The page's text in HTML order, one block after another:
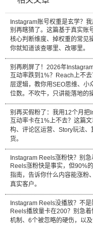
Instagram账号权重是玄学？
别再瞎猜了。这篇基于真实账
核心判断维度、掉权重的常见
你就知道该查哪里、改哪里。
别再刷屏了！2026年
互动率跌到1%？Reach上不
层逻辑，教你用SEO思维、小
位数。不吹牛，只讲能落地的
别再买假粉了：我用12个月
互动率卡在1%上不去？这篇
构、评论区运营、Story玩法
货。
Instagram Reels涨粉快？别
Reels涨粉快是事实，但90%
指南，告诉你什么内容能涨粉
真实客户。
Instagram Reels没播放？不
Reels播放量卡在200？别急
机制、6个被忽略的硬伤，以